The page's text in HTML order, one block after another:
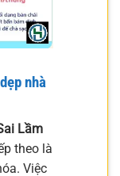
nhà
Lầm
theo là
Việc